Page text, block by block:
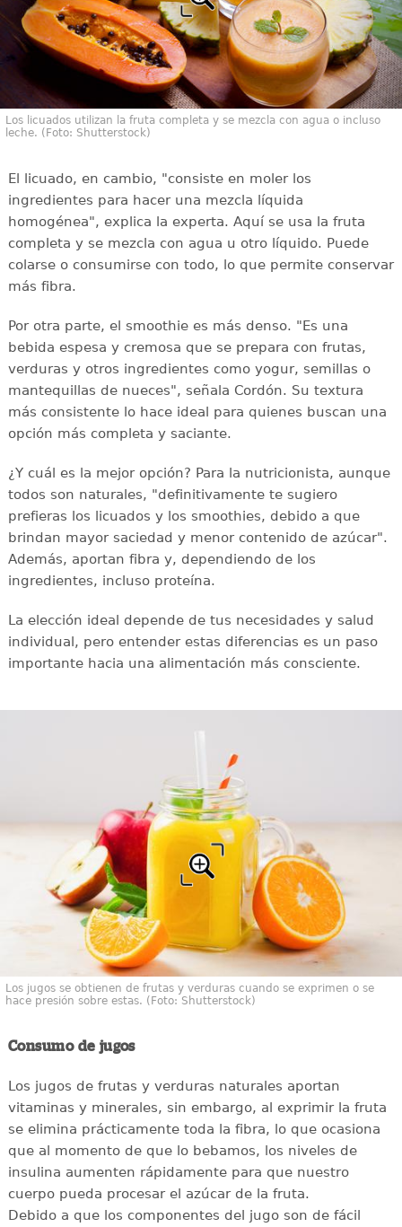
Los licuados utilizan la fruta completa y se mezcla con agua o incluso
leche. (Foto: Shutterstock)
El licuado, en cambio, "consiste en moler los
ingredientes para hacer una mezcla líquida
homogénea", explica la experta. Aquí se usa la fruta
completa y se mezcla con agua u otro líquido. Puede
colarse o consumirse con todo, lo que permite conservar
más fibra.
Por otra parte, el smoothie es más denso. "Es una
bebida espesa y cremosa que se prepara con frutas,
verduras y otros ingredientes como yogur, semillas o
mantequillas de nueces", señala Cordón. Su textura
más consistente lo hace ideal para quienes buscan una
opción más completa y saciante.
¿Y cuál es la mejor opción? Para la nutricionista, aunque
todos son naturales, "definitivamente te sugiero
prefieras los licuados y los smoothies, debido a que
brindan mayor saciedad y menor contenido de azúcar".
Además, aportan fibra y, dependiendo de los
ingredientes, incluso proteína.
La elección ideal depende de tus necesidades y salud
individual, pero entender estas diferencias es un paso
importante hacia una alimentación más consciente.
Los jugos se obtienen de frutas y verduras cuando se exprimen o se
hace presión sobre estas. (Foto: Shutterstock)
Consumo de jugos
Los jugos de frutas y verduras naturales aportan
vitaminas y minerales, sin embargo, al exprimir la fruta
se elimina prácticamente toda la fibra, lo que ocasiona
que al momento de que lo bebamos, los niveles de
insulina aumenten rápidamente para que nuestro
cuerpo pueda procesar el azúcar de la fruta.
Debido a que los componentes del jugo son de fácil